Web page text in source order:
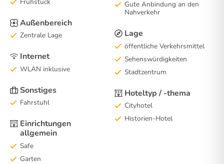
Außenbereich
Zentrale Lage
Internet
WLAN inklusive
Sonstiges
Fahrstuhl
Einrichtungen
allgemein
Safe
Garten
Gute Anbindung an den
Nahverkehr
Lage
öffentliche Verkehrsmittel
Sehenswürdigkeiten
Stadtzentrum
Hoteltyp / -thema
Cityhotel
Historien-Hotel